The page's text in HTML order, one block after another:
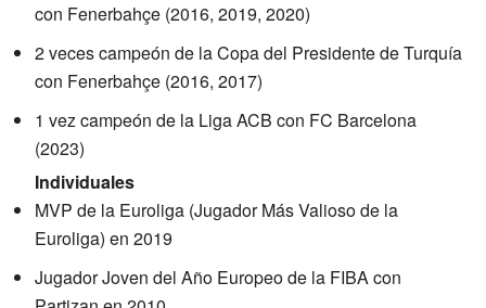
con Fenerbahçe (2016, 2019, 2020)
2 veces campeón de la Copa del Presidente de Turquía
con Fenerbahçe (2016, 2017)
1 vez campeón de la Liga ACB con FC Barcelona
(2023)
Individuales
MVP de la Euroliga (Jugador Más Valioso de la
Euroliga) en 2019
Jugador Joven del Año Europeo de la FIBA con